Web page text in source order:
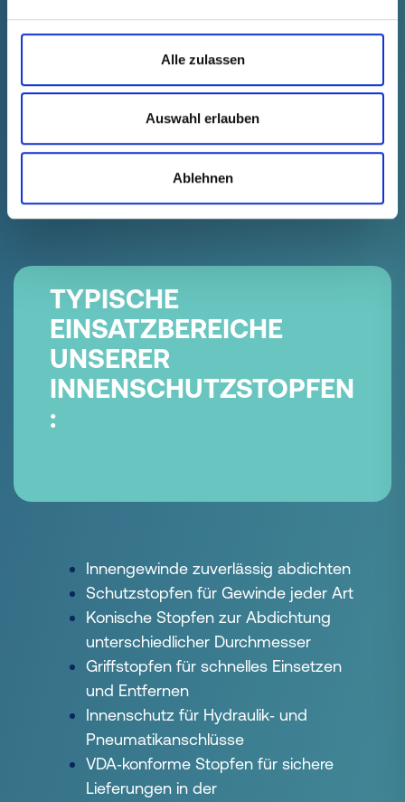
Alle zulassen
Auswahl erlauben
Ablehnen
ENTDECKEN
TYPISCHE
EINSATZBEREICHE
UNSERER
INNENSCHUTZSTOPFEN
:
Innengewinde zuverlässig abdichten
Schutzstopfen für Gewinde jeder Art
Konische Stopfen zur Abdichtung
unterschiedlicher Durchmesser
Griffstopfen für schnelles Einsetzen
und Entfernen
Innenschutz für Hydraulik‑ und
Pneumatikanschlüsse
VDA‑konforme Stopfen für sichere
Lieferungen in der